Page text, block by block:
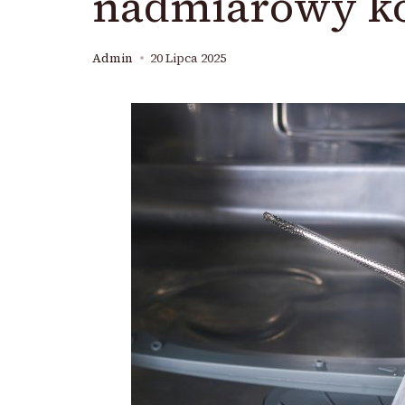
Admin 20 Lipca 2025